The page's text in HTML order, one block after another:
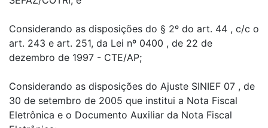
Considerando as disposições do § 2º do art. 44 , c/c o
art. 243 e art. 251, da Lei nº 0400 , de 22 de
dezembro de 1997 - CTE/AP;
Considerando as disposições do Ajuste SINIEF 07 , de
30 de setembro de 2005 que institui a Nota Fiscal
Eletrônica e o Documento Auxiliar da Nota Fiscal